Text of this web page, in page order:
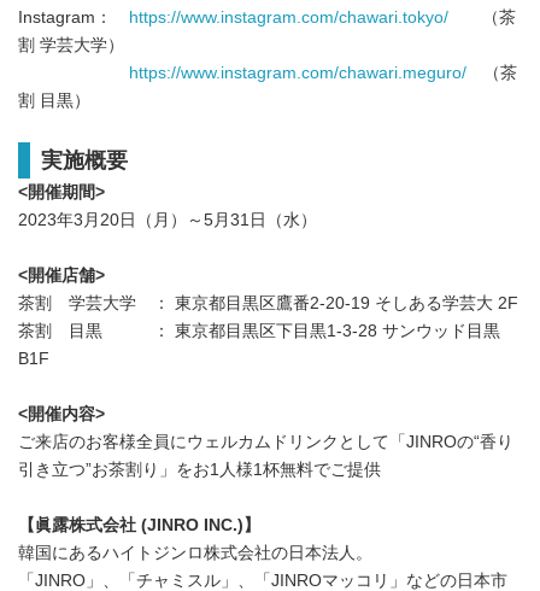
Instagram： https://www.instagram.com/chawari.tokyo/ （茶
割 学芸大学）
https://www.instagram.com/chawari.meguro/ （茶
割 目黒）
実施概要
<開催期間>
2023年3月20日（月）～5月31日（水）
<開催店舗>
茶割 学芸大学 ： 東京都目黒区鷹番2-20-19 そしある学芸大 2F
茶割 目黒 ： 東京都目黒区下目黒1-3-28 サンウッド目黒
B1F
<開催内容>
ご来店のお客様全員にウェルカムドリンクとして「JINROの“香り
引き立つ”お茶割り」をお1人様1杯無料でご提供
【眞露株式会社 (JINRO INC.)】
韓国にあるハイトジンロ株式会社の日本法人。
「JINRO」、「チャミスル」、「JINROマッコリ」などの日本市